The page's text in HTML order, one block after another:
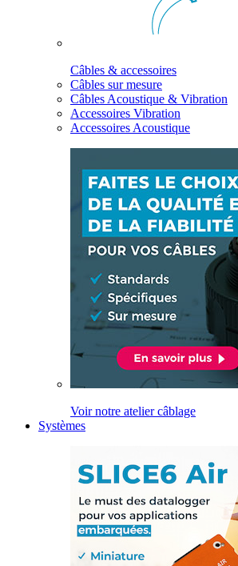
Câbles & accessoires
Câbles sur mesure
Câbles Acoustique & Vibration
Accessoires Vibration
Accessoires Acoustique
Voir notre atelier câblage
Systèmes